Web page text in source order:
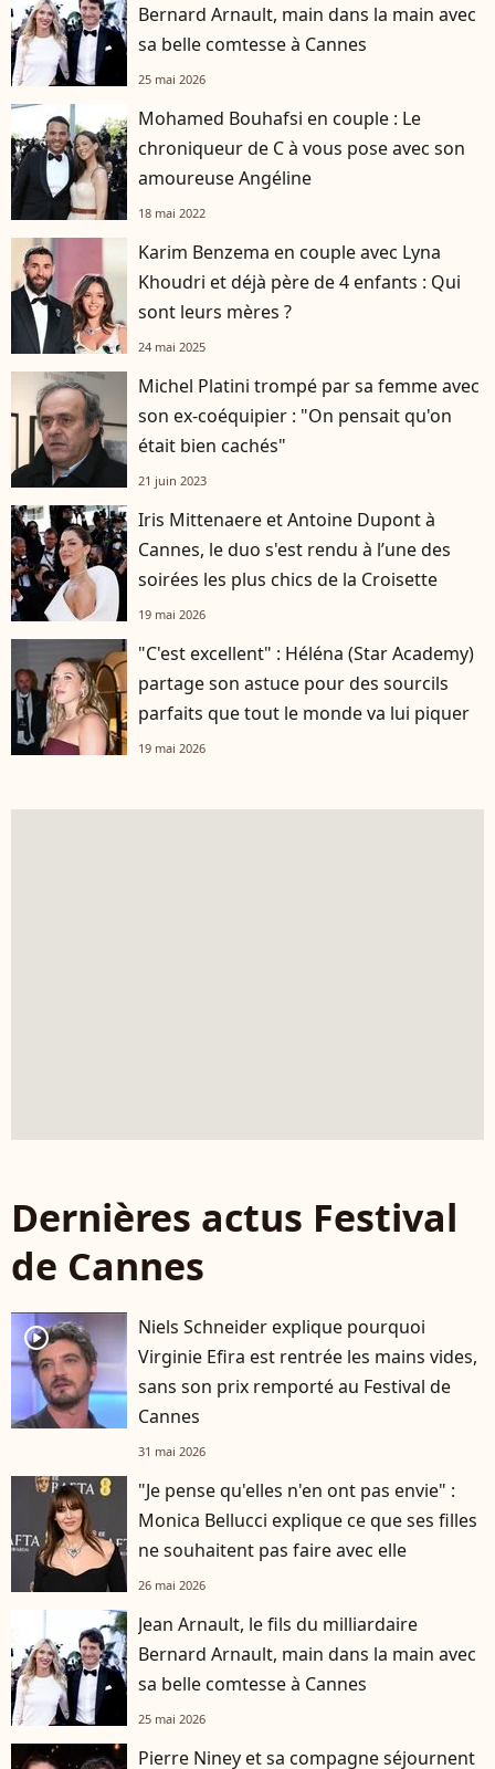
Bernard Arnault, main dans la main avec
sa belle comtesse à Cannes
25 mai 2026
Mohamed Bouhafsi en couple : Le
chroniqueur de C à vous pose avec son
amoureuse Angéline
18 mai 2022
Karim Benzema en couple avec Lyna
Khoudri et déjà père de 4 enfants : Qui
sont leurs mères ?
24 mai 2025
Michel Platini trompé par sa femme avec
son ex-coéquipier : "On pensait qu'on
était bien cachés"
21 juin 2023
Iris Mittenaere et Antoine Dupont à
Cannes, le duo s'est rendu à l’une des
soirées les plus chics de la Croisette
19 mai 2026
"C'est excellent" : Héléna (Star Academy)
partage son astuce pour des sourcils
parfaits que tout le monde va lui piquer
19 mai 2026
Dernières actus Festival
de Cannes
player2
Niels Schneider explique pourquoi
Virginie Efira est rentrée les mains vides,
sans son prix remporté au Festival de
Cannes
31 mai 2026
"Je pense qu'elles n'en ont pas envie" :
Monica Bellucci explique ce que ses filles
ne souhaitent pas faire avec elle
26 mai 2026
Jean Arnault, le fils du milliardaire
Bernard Arnault, main dans la main avec
sa belle comtesse à Cannes
25 mai 2026
Pierre Niney et sa compagne séjournent